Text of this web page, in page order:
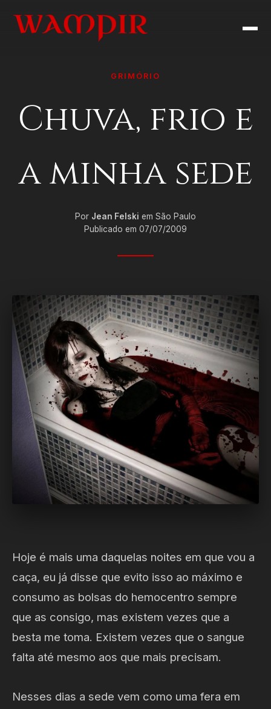
GRIMÓRIO
Chuva, frio e
a minha sede
Por Jean Felski em São Paulo
Publicado em 07/07/2009
Hoje é mais uma daquelas noites em que vou a
caça, eu já disse que evito isso ao máximo e
consumo as bolsas do hemocentro sempre
que as consigo, mas existem vezes que a
besta me toma. Existem vezes que o sangue
falta até mesmo aos que mais precisam.
Nesses dias a sede vem como uma fera em